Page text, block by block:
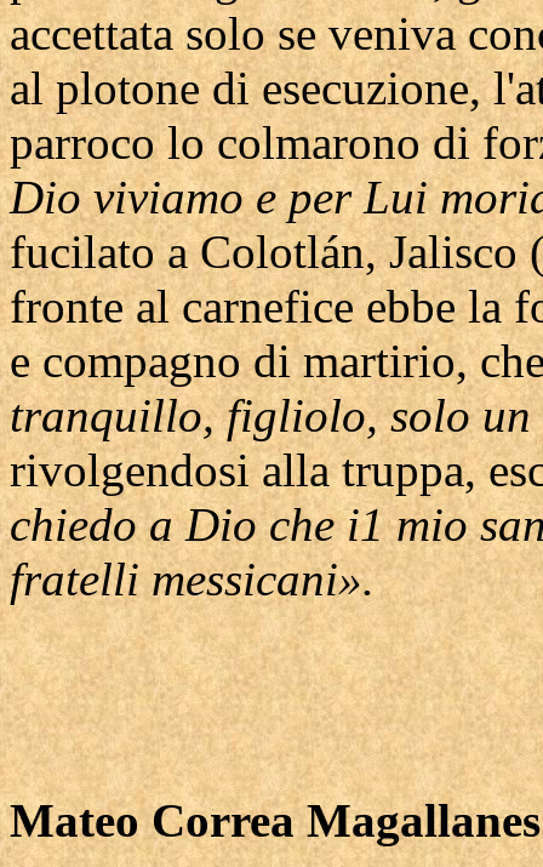
accettata solo se veniva
al plotone di esecuzione,
parroco lo colmarono di
Dio viviamo e per Lui
fucilato a Colotlán, Jalisco
fronte al carnefice ebbe la
e compagno di martirio,
tranquillo, figliolo, solo
rivolgendosi alla truppa,
chiedo a Dio che i1 mio
fratelli messicani».
Mateo Correa Magallanes